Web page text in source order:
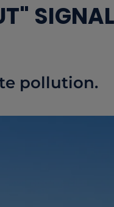
pollution.